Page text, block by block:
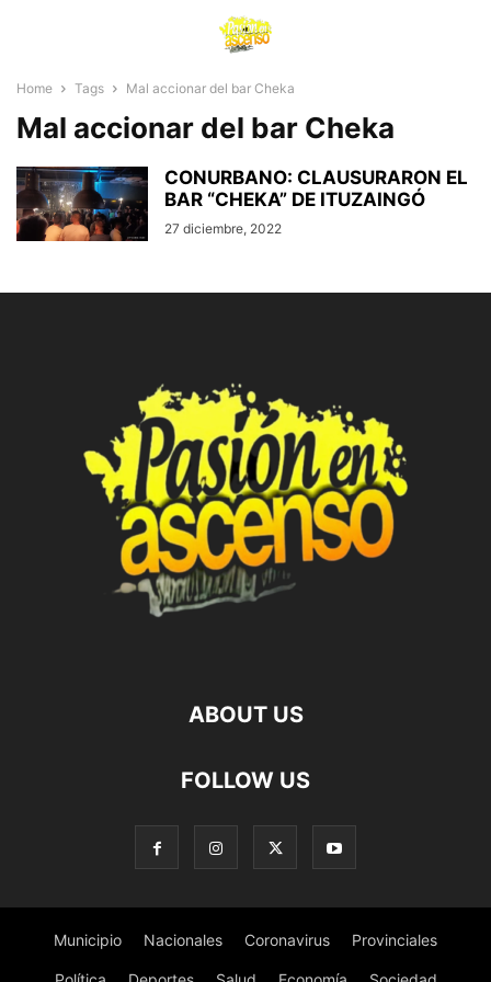
Home Tags Mal accionar del bar Cheka
Mal accionar del bar Cheka
CONURBANO: CLAUSURARON EL
BAR “CHEKA” DE ITUZAINGÓ
27 diciembre, 2022
ABOUT US
FOLLOW US
Municipio Nacionales Coronavirus Provinciales